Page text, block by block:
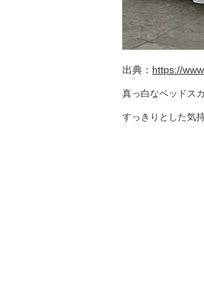
出典： https://
真っ白なベッドス
すっきりとした気